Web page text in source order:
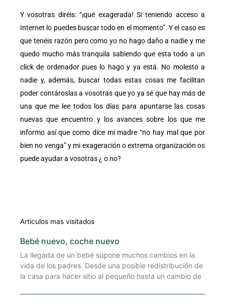
Y vosotras diréis: “¡qué exagerada! Si teniendo acceso a
Internet lo puedes buscar todo en el momento”. Y el caso es
que tenéis razón pero como yo no hago daño a nadie y me
quedo mucho más tranquila sabiendo que esta todo a un
click de ordenador pues lo hago y ya está. No molesto a
nadie y, además, buscar todas estas cosas me facilitan
poder contároslas a vosotras que yo ya sé que hay más de
una que me lee todos los días para apuntarse las cosas
nuevas que encuentro y los avances sobre los que me
informo así que como dice mi madre “no hay mal que por
bien no venga” y mi exageración o extrema organización os
puede ayudar a vosotras ¿ o no?
Articulos mas visitados
Bebé nuevo, coche nuevo
La llegada de un bebé supone muchos cambios en la
vida de los padres. Desde una posible redistribución de
la casa para hacer sitio al pequeño hasta un cambio de